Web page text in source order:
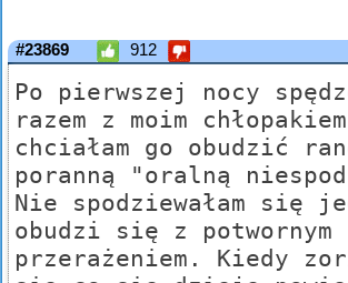
#23869 912
Po pierwszej nocy
razem z moim chłopakiem
chciałam go obudzić
poranną "oralną
Nie spodziewałam się
obudzi się z potwornym
przerażeniem. Kiedy